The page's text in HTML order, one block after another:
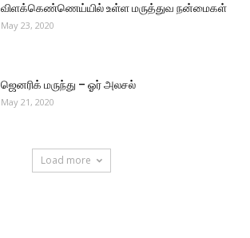
விளக்கெண்ணெய்யில் உள்ள மருத்துவ நன்மைகள்
May 23, 2020
ஜெனரிக் மருந்து – ஓர் அலசல்
May 21, 2020
Load more